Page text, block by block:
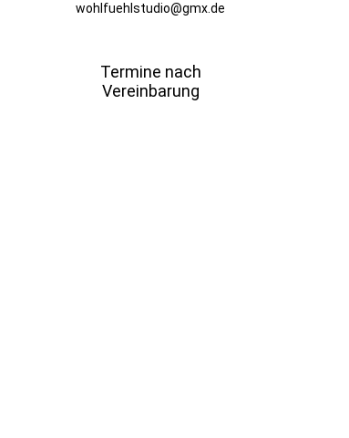
wohlfuehlstudio@gmx.de
Termine nach
Vereinbarung